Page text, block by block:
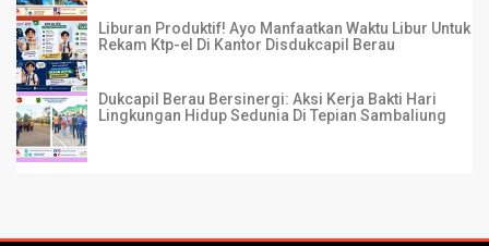
Liburan Produktif! Ayo Manfaatkan Waktu Libur Untuk
Rekam Ktp-el Di Kantor Disdukcapil Berau
Dukcapil Berau Bersinergi: Aksi Kerja Bakti Hari
Lingkungan Hidup Sedunia Di Tepian Sambaliung